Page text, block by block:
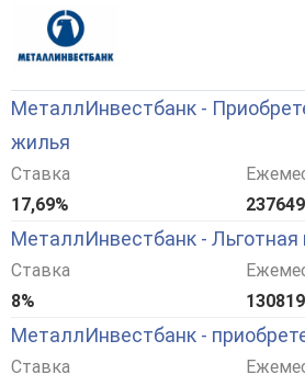
МеталлИнвестбанк -
жилья
Ставка
17,69%
237649
МеталлИнвестбанк - Льготная
Ставка
8%
130819
МеталлИнвестбанк -
Ставка